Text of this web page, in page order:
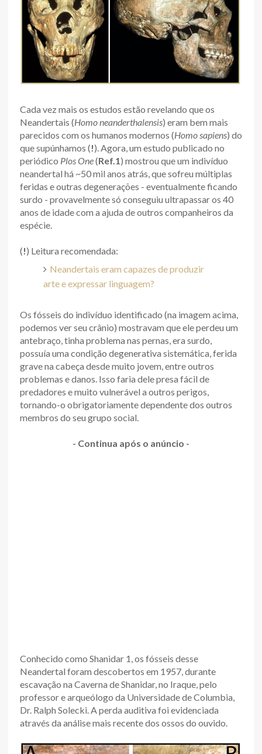
Cada vez mais os estudos estão revelando que os
Neandertais (Homo neanderthalensis) eram bem mais
parecidos com os humanos modernos (Homo sapiens) do
que supúnhamos (!). Agora, um estudo publicado no
periódico Plos One(Ref.1) mostrou que um indivíduo
neandertal há ~50 mil anos atrás, que sofreu múltiplas
feridas e outras degenerações - eventualmente ficando
surdo - provavelmente só conseguiu ultrapassar os 40
anos de idade com a ajuda de outros companheiros da
espécie.
(!) Leitura recomendada:
Neandertais eram capazes de produzir
arte e expressar linguagem?
Os fósseis do indivíduo identificado (na imagem acima,
podemos ver seu crânio) mostravam que ele perdeu um
antebraço, tinha problema nas pernas, era surdo,
possuía uma condição degenerativa sistemática, ferida
grave na cabeça desde muito jovem, entre outros
problemas e danos. Isso faria dele presa fácil de
predadores e muito vulnerável a outros perigos,
tornando-o obrigatoriamente dependente dos outros
membros do seu grupo social.
- Continua após o anúncio -
Conhecido como Shanidar 1, os fósseis desse
Neandertal foram descobertos em 1957, durante
escavação na Caverna de Shanidar, no Iraque, pelo
professor e arqueólogo da Universidade de Columbia,
Dr. Ralph Solecki. A perda auditiva foi evidenciada
através da análise mais recente dos ossos do ouvido.